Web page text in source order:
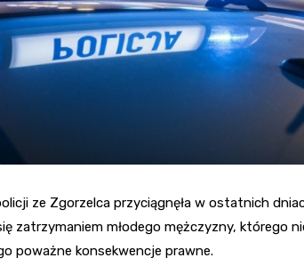
ze Zgorzelca przyciągnęła w ostatnich
zatrzymaniem młodego mężczyzny, którego
poważne konsekwencje prawne.